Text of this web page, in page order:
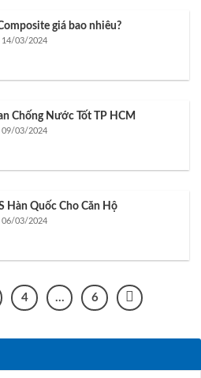
giá bao nhiêu?
14/03/2024
Chống Nước Tốt TP HCM
09/03/2024
Hàn Quốc Cho Căn Hộ
06/03/2024
4 … 6